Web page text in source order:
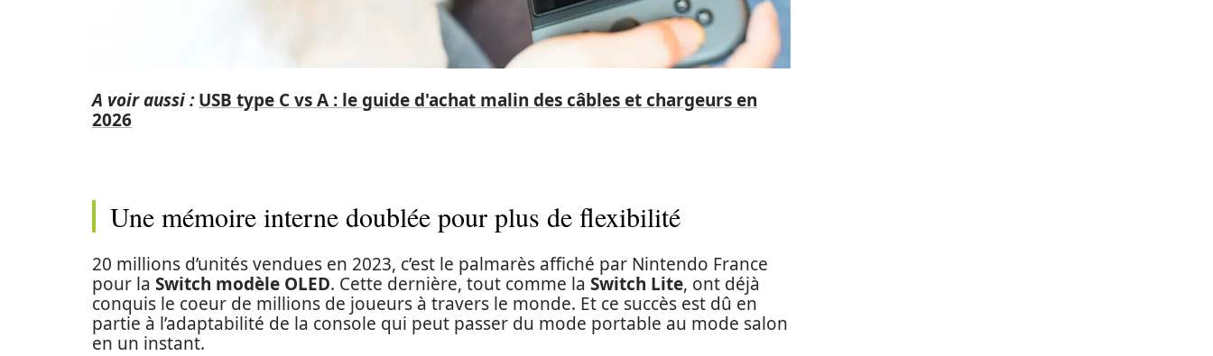
A voir aussi : USB type C vs A : le guide d'achat malin des câbles et chargeurs en
2026
Une mémoire interne doublée pour plus de flexibilité
20 millions d’unités vendues en 2023, c’est le palmarès affiché par Nintendo France
pour la Switch modèle OLED. Cette dernière, tout comme la Switch Lite, ont déjà
conquis le coeur de millions de joueurs à travers le monde. Et ce succès est dû en
partie à l’adaptabilité de la console qui peut passer du mode portable au mode salon
en un instant.